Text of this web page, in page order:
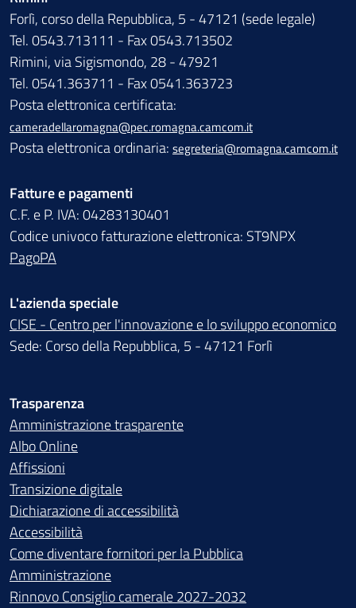
Forlì, corso della Repubblica, 5 - 47121 (sede legale)
Tel. 0543.713111 - Fax 0543.713502
Rimini, via Sigismondo, 28 - 47921
Tel. 0541.363711 - Fax 0541.363723
Posta elettronica certificata:
cameradellaromagna@pec.romagna.camcom.it
Posta elettronica ordinaria: segreteria@romagna.camcom.it
Fatture e pagamenti
C.F. e P. IVA: 04283130401
Codice univoco fatturazione elettronica: ST9NPX
PagoPA
L'azienda speciale
CISE - Centro per l'innovazione e lo sviluppo economico
Sede: Corso della Repubblica, 5 - 47121 Forlì
Trasparenza
Amministrazione trasparente
Albo Online
Affissioni
Transizione digitale
Dichiarazione di accessibilità
Accessibilità
Come diventare fornitori per la Pubblica
Amministrazione
Rinnovo Consiglio camerale 2027-2032